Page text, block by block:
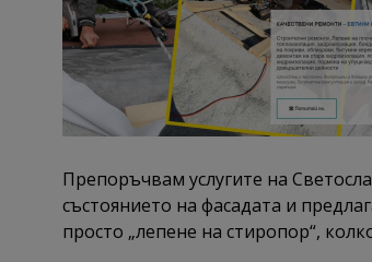
Препоръчвам услугите на
състоянието на фасадата и
просто „лепене на стиропор“,